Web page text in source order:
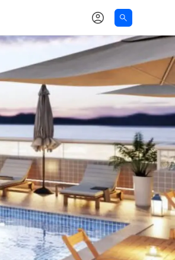
de Compra